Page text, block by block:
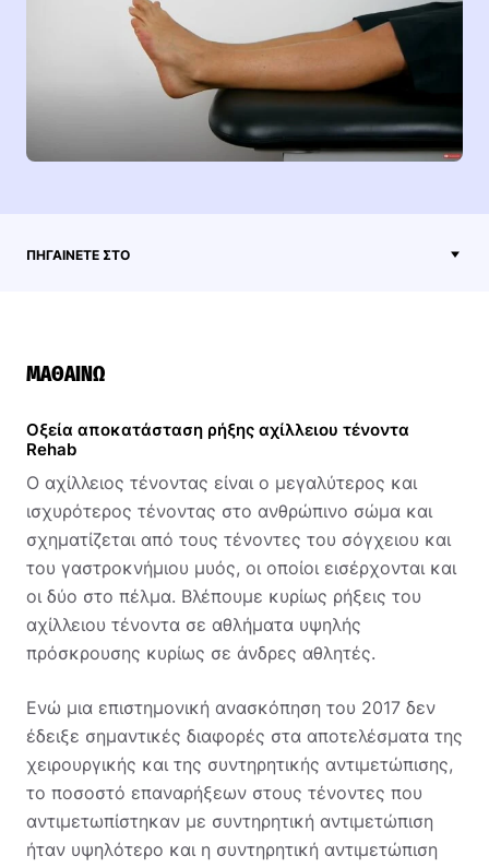
ΠΗΓΑΊΝΕΤΕ ΣΤΟ
ΜΑΘΑΊΝΩ
Οξεία αποκατάσταση ρήξης αχίλλειου τένοντα
Rehab
Ο αχίλλειος τένοντας είναι ο μεγαλύτερος και
ισχυρότερος τένοντας στο ανθρώπινο σώμα και
σχηματίζεται από τους τένοντες του σόγχειου και
του γαστροκνήμιου μυός, οι οποίοι εισέρχονται και
οι δύο στο πέλμα. Βλέπουμε κυρίως ρήξεις του
αχίλλειου τένοντα σε αθλήματα υψηλής
πρόσκρουσης κυρίως σε άνδρες αθλητές.
Ενώ μια επιστημονική ανασκόπηση του 2017 δεν
έδειξε σημαντικές διαφορές στα αποτελέσματα της
χειρουργικής και της συντηρητικής αντιμετώπισης,
το ποσοστό επαναρήξεων στους τένοντες που
αντιμετωπίστηκαν με συντηρητική αντιμετώπιση
ήταν υψηλότερο και η συντηρητική αντιμετώπιση